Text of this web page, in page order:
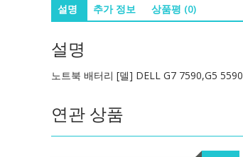
설명 추가 정보 상품평 (0)
설명
노트북 배터리 [델] DELL G7 7590,G5 5590
연관 상품